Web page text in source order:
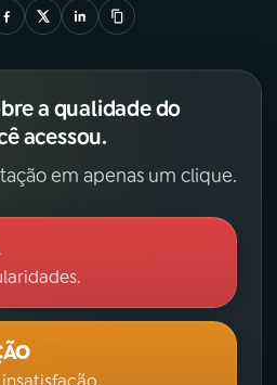
a qualidade do
acessou.
em apenas um clique.